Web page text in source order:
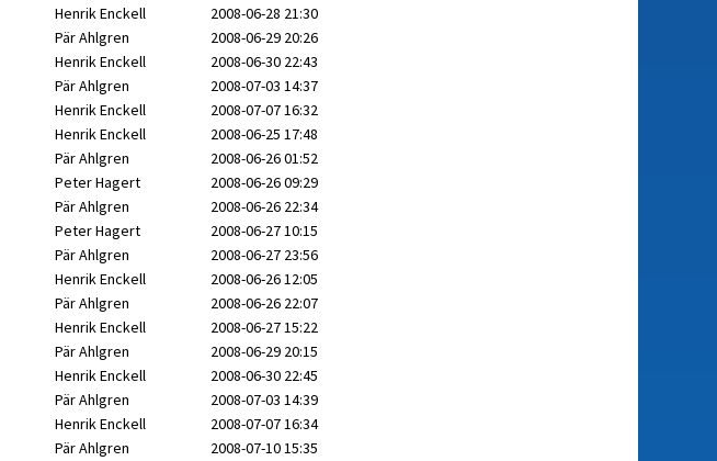
Henrik Enckell
2008-06-28 21:30
Pär Ahlgren
2008-06-29 20:26
Henrik Enckell
2008-06-30 22:43
Pär Ahlgren
2008-07-03 14:37
Henrik Enckell
2008-07-07 16:32
Henrik Enckell
2008-06-25 17:48
Pär Ahlgren
2008-06-26 01:52
Peter Hagert
2008-06-26 09:29
Pär Ahlgren
2008-06-26 22:34
Peter Hagert
2008-06-27 10:15
Pär Ahlgren
2008-06-27 23:56
Henrik Enckell
2008-06-26 12:05
Pär Ahlgren
2008-06-26 22:07
Henrik Enckell
2008-06-27 15:22
Pär Ahlgren
2008-06-29 20:15
Henrik Enckell
2008-06-30 22:45
Pär Ahlgren
2008-07-03 14:39
Henrik Enckell
2008-07-07 16:34
Pär Ahlgren
2008-07-10 15:35